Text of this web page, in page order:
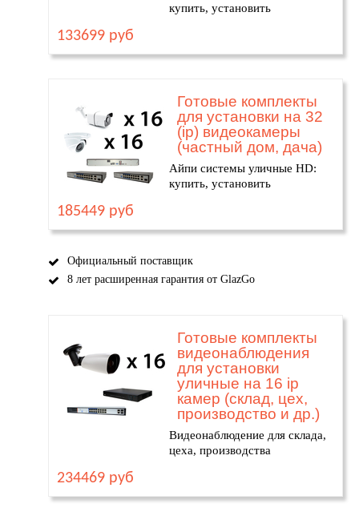
купить, установить
133699 руб
Готовые комплекты
для установки на 32
(ip) видеокамеры
(частный дом, дача)
Айпи системы уличные HD:
купить, установить
185449 руб
Официальный поставщик
8 лет расширенная гарантия от GlazGo
Готовые комплекты
видеонаблюдения
для установки
уличные на 16 ip
камер (склад, цех,
производство и др.)
Видеонаблюдение для склада,
цеха, производства
234469 руб